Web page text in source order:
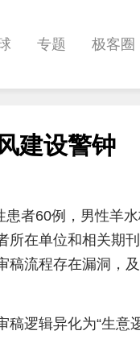
专题 极客圈
教院
建设警钟
患者60例，男性羊
在单位和相关期
稿流程存在漏洞，
逻辑异化为“生意